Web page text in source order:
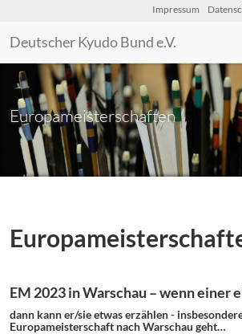
Impressum
Deutscher Kyudo Bund e.V.
Europameisterschaften
EM 2023 in Warschau – wenn einer
dann kann er/sie etwas erzählen -
Europameisterschaft nach Warschau geht…